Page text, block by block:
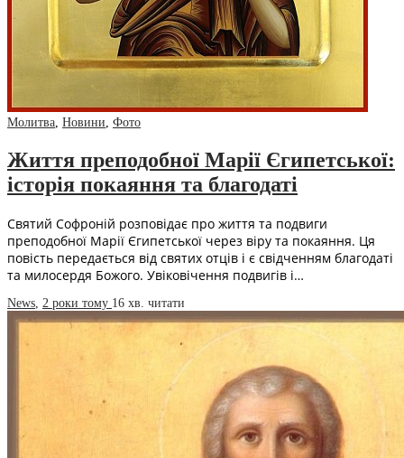
Молитва Новини Фото
Життя преподобної Марії Єгипетської:
історія покаяння та благодаті
Святий Софроній розповідає про життя та подвиги
преподобної Марії Єгипетської через віру та покаяння. Ця
повість передається від святих отців і є свідченням благодаті
та милосердя Божого. Увіковічення подвигів і…
News 2 роки тому 16 хв. читати